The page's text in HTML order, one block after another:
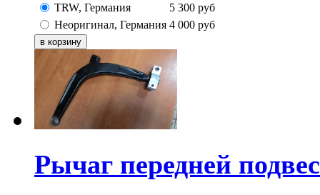
TRW, Германия 5 300 руб
Неоригинал, Германия 4 000 руб
Рычаг передней